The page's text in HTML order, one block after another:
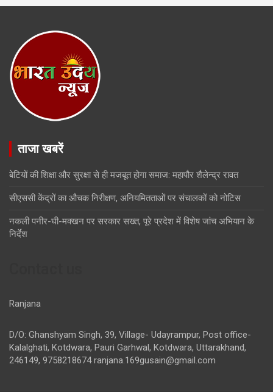
ताजा खबरें
बेटियों की शिक्षा और सुरक्षा से ही मजबूत होगा समाज: महापौर शैलेन्द्र रावत
सीएससी केंद्रों का औचक निरीक्षण, अनियमितताओं पर संचालकों को नोटिस
नकली पनीर-घी-मक्खन पर सरकार सख्त, पूरे प्रदेश में विशेष जांच अभियान के
निर्देश
Ranjana
D/O: Ghanshyam Singh, 39, Village- Udayrampur, Post office-
Kalalghati, Kotdwara, Pauri Garhwal, Kotdwara, Uttarakhand,
246149, 9758218674ranjana.169gusain@gmail.com